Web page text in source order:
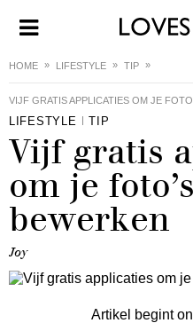
HOME LIFESTYLE TIP
VIJF GRATIS APPLICATIES OM JE
LIFESTYLE TIP
Vijf gratis
om je
bewerken
Joy
Artikel begint